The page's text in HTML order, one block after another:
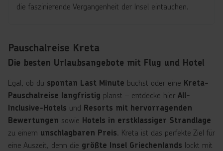
die faszinierende Vergangenheit der Insel eintauchen.
Pauschalreise Kreta
Die besten Urlaubsangebote mit Flug und Hotel
Egal, ob du spontan Last Minute buchst oder eine Kreta-
Pauschalreise langfristig planst – entdecke hier All-
Inclusive-Hotels und Resorts mit hervorragenden
Bewertungen sowie Hotels in erstklassiger Strandlage
zu einem unschlagbaren Preis. Kreta ist das perfekte Ziel für
eine Auszeit, denn die größte Insel Griechenlands lockt mit